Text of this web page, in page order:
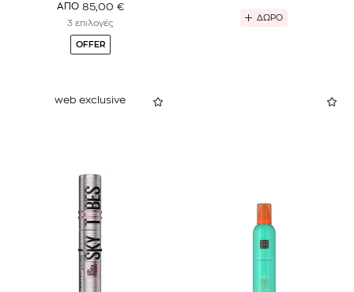
ΑΠΟ 85,00 €
3 επιλογές
OFFER
ΔΩΡΟ
web exclusive